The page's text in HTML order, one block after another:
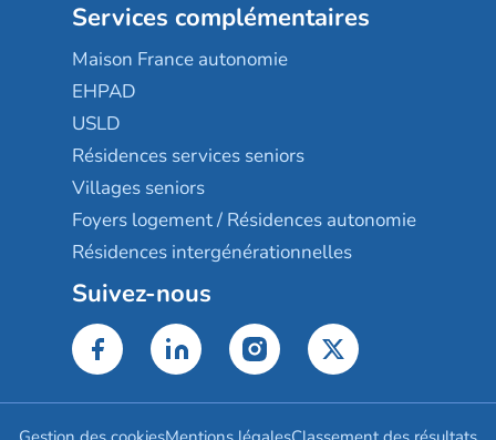
Services complémentaires
Maison France autonomie
EHPAD
USLD
Résidences services seniors
Villages seniors
Foyers logement / Résidences autonomie
Résidences intergénérationnelles
Suivez-nous